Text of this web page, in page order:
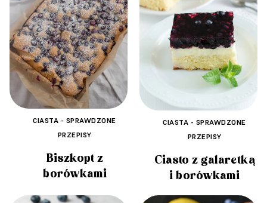
CIASTA - SPRAWDZONE
PRZEPISY
Biszkopt z
borówkami
CIASTA - SPRAWDZONE
PRZEPISY
Ciasto z galaretką
i borówkami